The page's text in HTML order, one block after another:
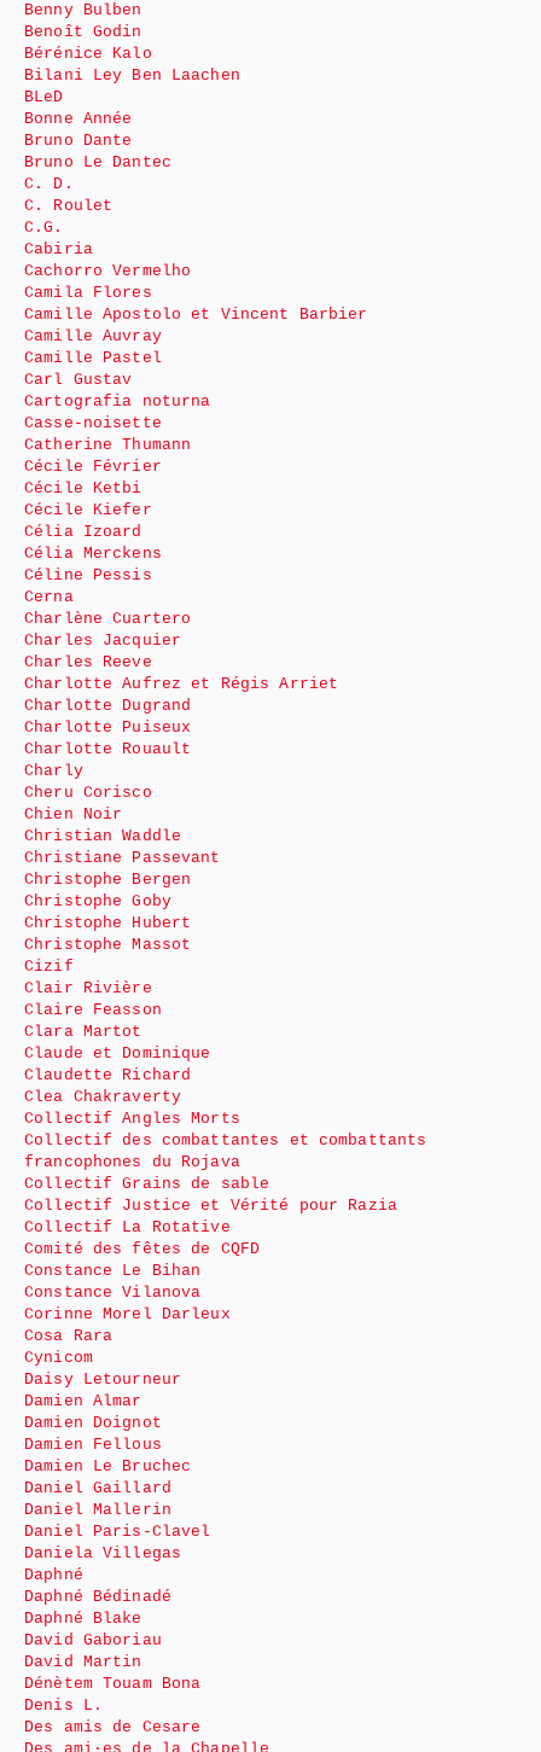
Benny Bulben
Benoît Godin
Bérénice Kalo
Bilani Ley Ben Laachen
BLeD
Bonne Année
Bruno Dante
Bruno Le Dantec
C. D.
C. Roulet
C.G.
Cabiria
Cachorro Vermelho
Camila Flores
Camille Apostolo et Vincent Barbier
Camille Auvray
Camille Pastel
Carl Gustav
Cartografia noturna
Casse-noisette
Catherine Thumann
Cécile Février
Cécile Ketbi
Cécile Kiefer
Célia Izoard
Célia Merckens
Céline Pessis
Cerna
Charlène Cuartero
Charles Jacquier
Charles Reeve
Charlotte Aufrez et Régis Arriet
Charlotte Dugrand
Charlotte Puiseux
Charlotte Rouault
Charly
Cheru Corisco
Chien Noir
Christian Waddle
Christiane Passevant
Christophe Bergen
Christophe Goby
Christophe Hubert
Christophe Massot
Cizif
Clair Rivière
Claire Feasson
Clara Martot
Claude et Dominique
Claudette Richard
Clea Chakraverty
Collectif Angles Morts
Collectif des combattantes et combattants
francophones du Rojava
Collectif Grains de sable
Collectif Justice et Vérité pour Razia
Collectif La Rotative
Comité des fêtes de CQFD
Constance Le Bihan
Constance Vilanova
Corinne Morel Darleux
Cosa Rara
Cynicom
Daisy Letourneur
Damien Almar
Damien Doignot
Damien Fellous
Damien Le Bruchec
Daniel Gaillard
Daniel Mallerin
Daniel Paris-Clavel
Daniela Villegas
Daphné
Daphné Bédinadé
Daphné Blake
David Gaboriau
David Martin
Dénètem Touam Bona
Denis L.
Des amis de Cesare